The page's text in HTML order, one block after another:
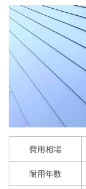
費用相場
耐用年数